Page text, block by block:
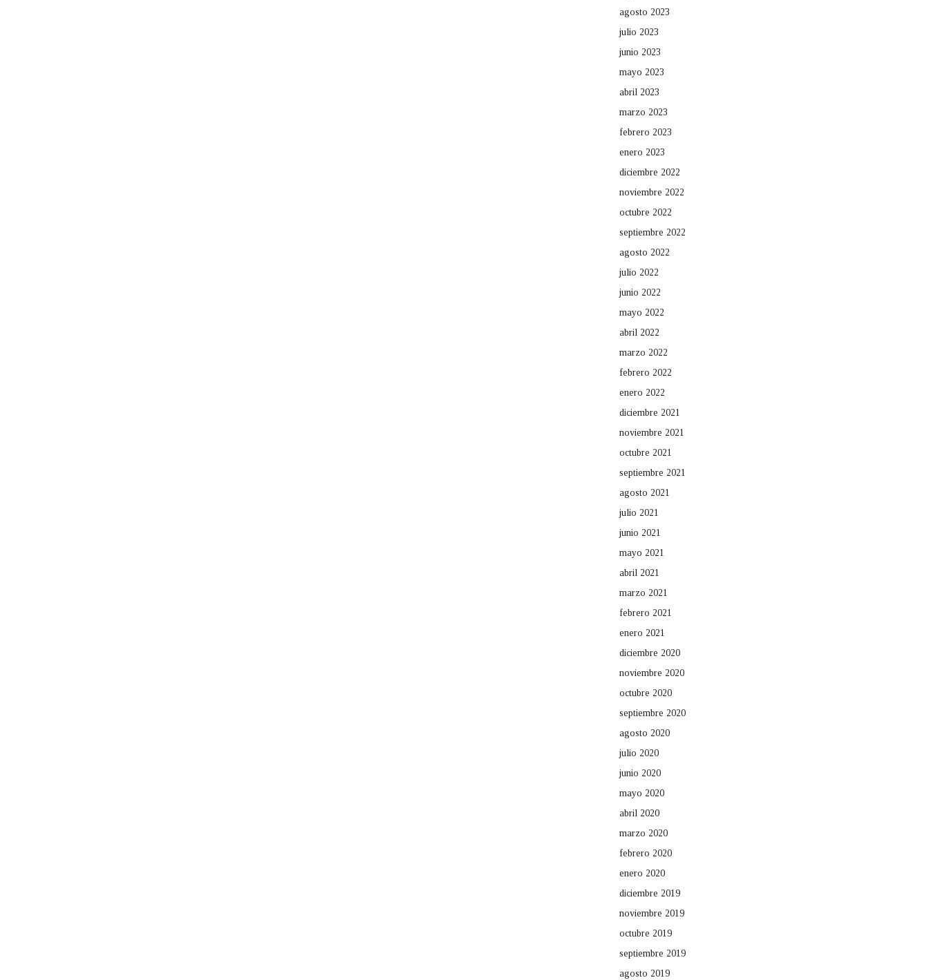
agosto 2023
julio 2023
junio 2023
mayo 2023
abril 2023
marzo 2023
febrero 2023
enero 2023
diciembre 2022
noviembre 2022
octubre 2022
septiembre 2022
agosto 2022
julio 2022
junio 2022
mayo 2022
abril 2022
marzo 2022
febrero 2022
enero 2022
diciembre 2021
noviembre 2021
octubre 2021
septiembre 2021
agosto 2021
julio 2021
junio 2021
mayo 2021
abril 2021
marzo 2021
febrero 2021
enero 2021
diciembre 2020
noviembre 2020
octubre 2020
septiembre 2020
agosto 2020
julio 2020
junio 2020
mayo 2020
abril 2020
marzo 2020
febrero 2020
enero 2020
diciembre 2019
noviembre 2019
octubre 2019
septiembre 2019
agosto 2019